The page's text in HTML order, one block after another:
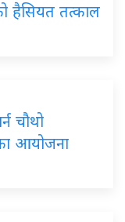
हैसियत तत्काल
चौथो
आयोजना